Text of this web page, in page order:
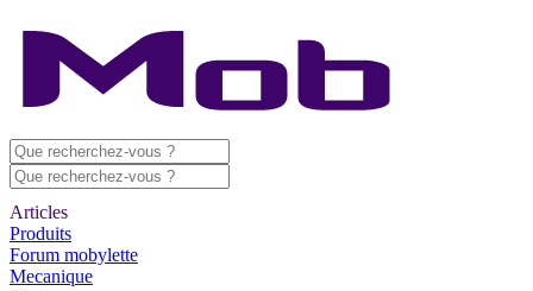
Articles
Produits
Forum mobylette
Mecanique